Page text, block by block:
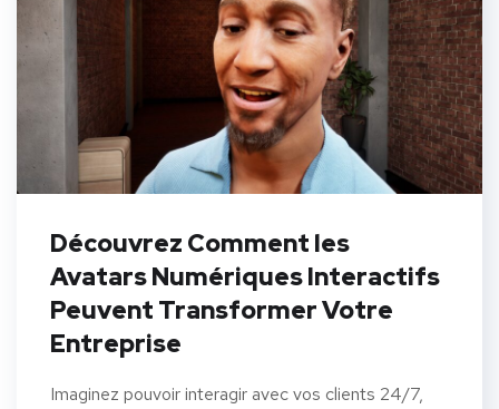
Découvrez Comment les
Avatars Numériques Interactifs
Peuvent Transformer Votre
Entreprise
Imaginez pouvoir interagir avec vos clients 24/7,